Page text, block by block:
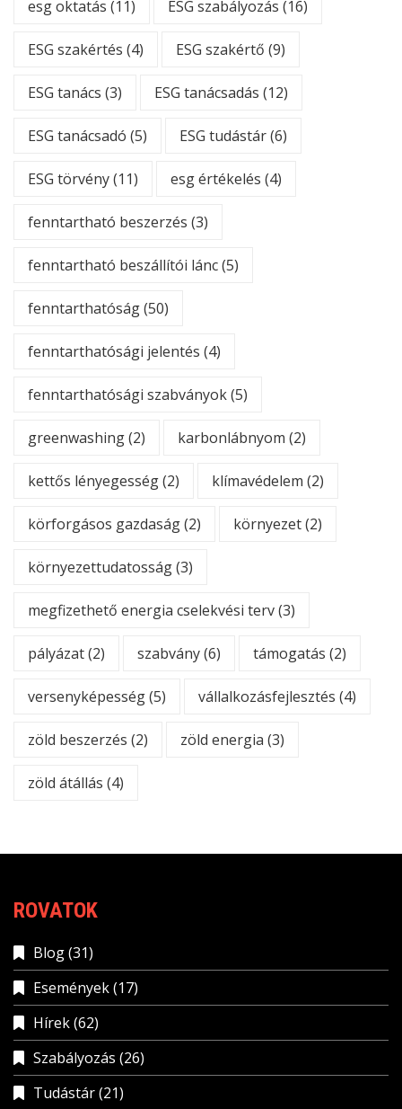
esg oktatás (11) ESG szabályozás (16)
ESG szakértés (4) ESG szakértő (9)
ESG tanács (3) ESG tanácsadás (12)
ESG tanácsadó (5) ESG tudástár(6)
ESG törvény(11) esg értékelés (4)
fenntartható beszerzés (3)
fenntartható beszállítói lánc(5)
fenntarthatóság(50)
fenntarthatósági jelentés (4)
fenntarthatósági szabványok(5)
greenwashing(2) karbonlábnyom (2)
kettős lényegesség(2) klímavédelem (2)
körforgásos gazdaság(2) környezet(2)
környezettudatosság(3)
megfizethető energia cselekvési terv(3)
pályázat(2) szabvány(6) támogatás (2)
versenyképesség(5) vállalkozásfejlesztés (4)
zöld beszerzés (2) zöld energia (3)
zöld átállás (4)
ROVATOK
Blog(31)
Események(17)
Hírek(62)
Szabályozás (26)
Tudástár(21)